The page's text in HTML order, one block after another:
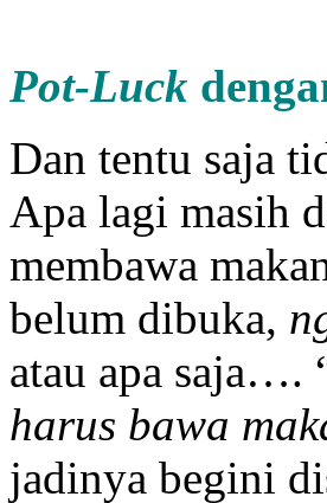
Pot-Luck
Dan tentu saja
Apa lagi masih
membawa
belum dibuka,
atau apa saja….
harus bawa
jadinya begini